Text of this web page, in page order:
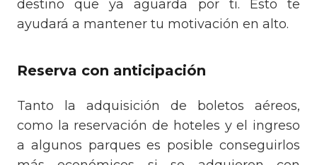
destino que ya aguarda por ti. Esto te
ayudará a mantener tu motivación en alto.
Reserva con anticipación
Tanto la adquisición de boletos aéreos,
como la reservación de hoteles y el ingreso
a algunos parques es posible conseguirlos